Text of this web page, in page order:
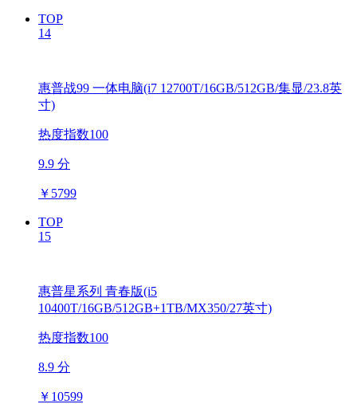
TOP
14
惠普战99 一体电脑(i7 12700T/16GB/512GB/集显/23.8英
寸)
热度指数100
9.9 分
￥ 5799
TOP
15
惠普星系列 青春版(i5
10400T/16GB/512GB+1TB/MX350/27英寸)
热度指数100
8.9 分
￥ 10599